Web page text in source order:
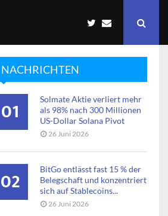
NACHRICHTEN
01
Solmate Aktie verliert mehr
als 98% nach 300 Millionen
US-Dollar Solana Pivot
26 Juni 2026
02
BitGo entlässt fast 15 % der
Belegschaft und konzentriert
sich auf Stablecoins...
26 Juni 2026